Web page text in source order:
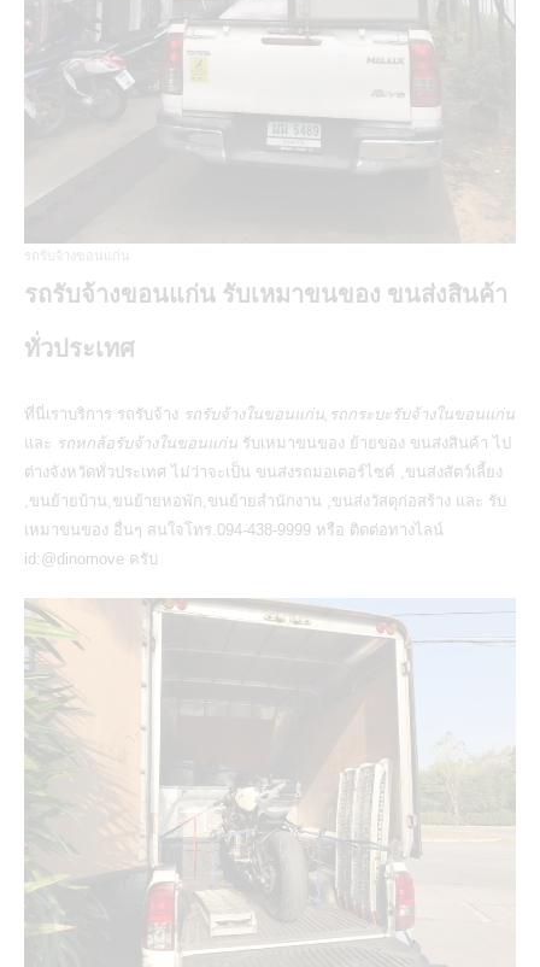
รถรับจ้างขอนแก่น
รถรับจ้างขอนแก่น รับเหมาขนของ ขนส่งสินค้า
ทั่วประเทศ
ที่นี่เราบริการ รถรับจ้าง รถรับจ้างในขอนแก่น,รถกระบะรับจ้างในขอนแก่น
และ รถหกล้อรับจ้างในขอนแก่น รับเหมาขนของ ย้ายของ ขนส่งสินค้า ไป
ต่างจังหวัดทั่วประเทศ ไม่ว่าจะเป็น ขนส่งรถมอเตอร์ไซค์
,ขนส่งสัตว์เลี้ยง
ขนย้ายบ้าน ,ขนย้ายหอพัก,ขนย้ายสำนักงาน ,ขนส่งวัสดุก่อสร้าง และ รับ
เหมาขนของ อื่นๆ สนใจโทร.094-438-9999 หรือ ติดต่อทางไลน์
id:@dinomove ครับ